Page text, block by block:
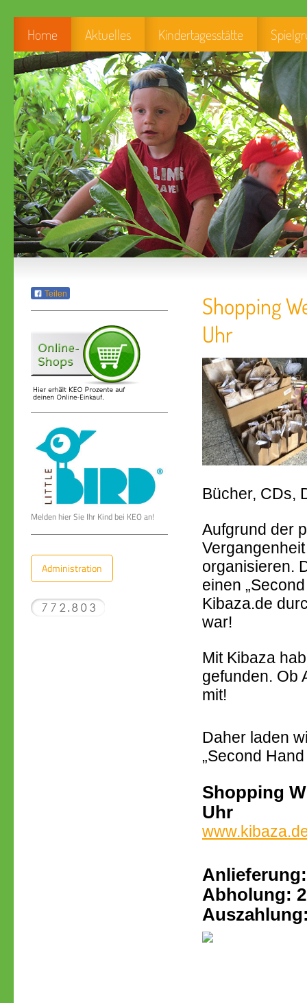
Home Aktuelles Kindertagesstätte
Teilen
Melden hier Sie Ihr Kind bei KEO an!
Administration
Shopping
Uhr
Bücher, CDs,
Aufgrund der
organisieren.
einen
Kibaza.de
war!
Mit Kibaza
gefunden. Ob
Daher laden
„Second
Shopping
Uhr
Abholung: